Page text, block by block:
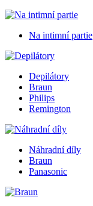
Na intimní partie
Depilátory
Braun
Philips
Remington
Náhradní díly
Braun
Panasonic